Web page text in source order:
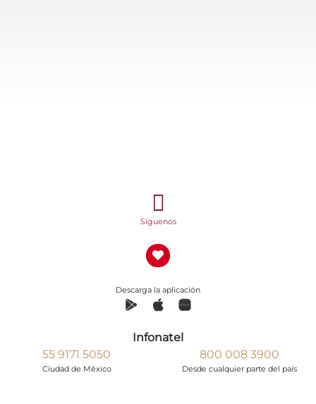
Síguenos
Descarga la aplicación
Infonatel
55 9171 5050
Ciudad de México
800 008 3900
Desde cualquier parte del país